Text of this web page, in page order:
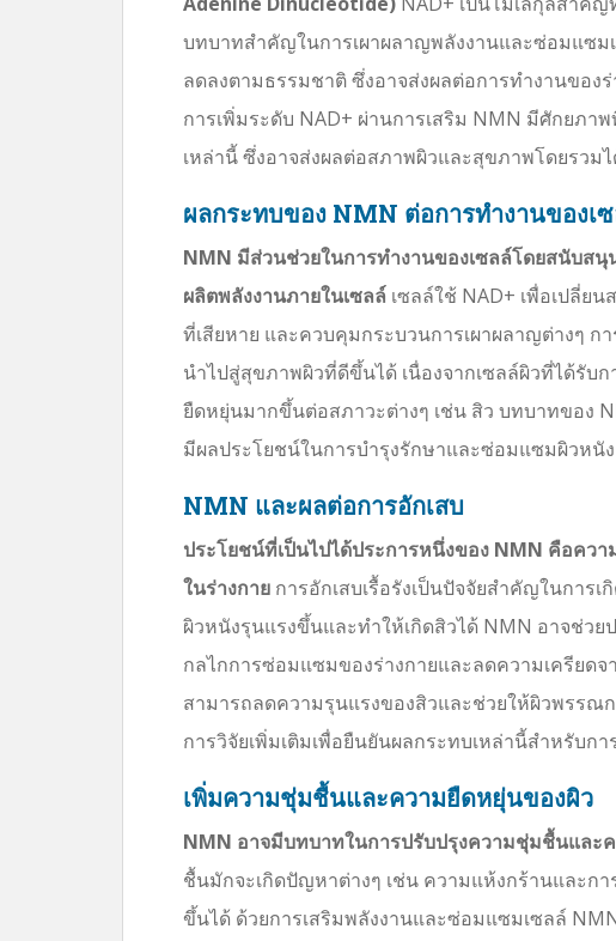
บทบาทสำคัญในการเผาผลาญพลังงานและซ่อมแซม
ลดลงตามธรรมชาติ ซึ่งอาจส่งผลต่อการทำงานของ
การเพิ่มระดับ NAD+ ผ่านการเสริม NMN มีศักยภา
เหล่านี้ ซึ่งอาจส่งผลต่อสภาพผิวและสุขภาพโดยรวม
ผลกระทบของ NMN ต่อการทำงานของเ
NMN มีส่วนช่วยในการทำงานของเซลล์โดยสนับส
ผลิตพลังงานภายในเซลล์ เซลล์ใช้ NAD+ เพื่อเปลี่ย
ที่เสียหาย และควบคุมกระบวนการเผาผลาญต่างๆ ก
นำไปสู่สุขภาพผิวที่ดีขึ้นได้ เนื่องจากเซลล์ผิวที่ได้รับ
ยืดหยุ่นมากขึ้นต่อสภาวะต่างๆ เช่น สิว บทบาทของ
มีผลประโยชน์ในการบำรุงรักษาและซ่อมแซมผิวหนัง
NMN และผลต่อการอักเสบ
ประโยชน์ที่เป็นไปได้ประการหนึ่งของ NMN คือคว
ในร่างกาย การอักเสบเรื้อรังเป็นปัจจัยสำคัญในการเ
ผิวหนังรุนแรงขึ้นและทำให้เกิดสิวได้ NMN อาจช่ว
กลไกการซ่อมแซมของร่างกายและลดความเครียด
สามารถลดความรุนแรงของสิวและช่วยให้ผิวพรรณ
การวิจัยเพิ่มเติมเพื่อยืนยันผลกระทบเหล่านี้สำหรับกา
เพิ่มความชุ่มชื้นและความยืดหยุ่นของผิว
NMN อาจมีบทบาทในการปรับปรุงความชุ่มชื้นและ
ชื้นมักจะเกิดปัญหาต่างๆ เช่น ความแห้งกร้านและกา
ขึ้นได้ ด้วยการเสริมพลังงานและซ่อมแซมเซลล์